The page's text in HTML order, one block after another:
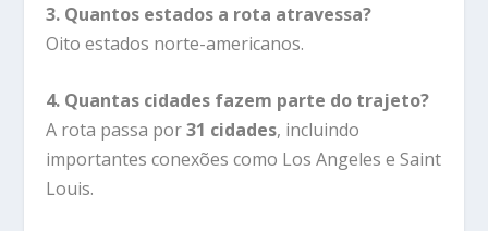
3. Quantos estados a rota atravessa?
Oito estados norte-americanos.
4. Quantas cidades fazem parte do trajeto?
A rota passa por31 cidades, incluindo
importantes conexões como Los Angeles e Saint
Louis.